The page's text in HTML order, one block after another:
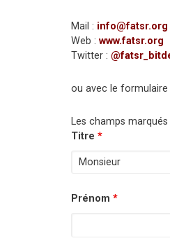
Mail : info@fatsr.org
Web : www.fatsr.org
Twitter :
ou avec le
Les champs marqués
Titre *
Prénom *